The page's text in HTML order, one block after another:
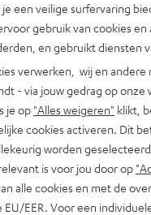
je een veilige surfervaring
gebruik van cookies
en gebruikt diensten
verwerken, wij en
- via jouw gedrag op
je op "Alles weigeren" klikt,
cookies activeren. Dit
worden
is voor jou door op
alle cookies en met de
EU/EER. Voor een